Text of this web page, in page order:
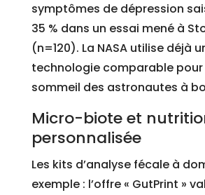
symptômes de dépression
35 % dans un essai mené à
(n=120). La NASA utilise déjà
technologie comparable pour
sommeil des astronautes à
Micro-biote et
personnalisée
Les kits d’analyse fécale à
exemple : l’offre « GutPrint »